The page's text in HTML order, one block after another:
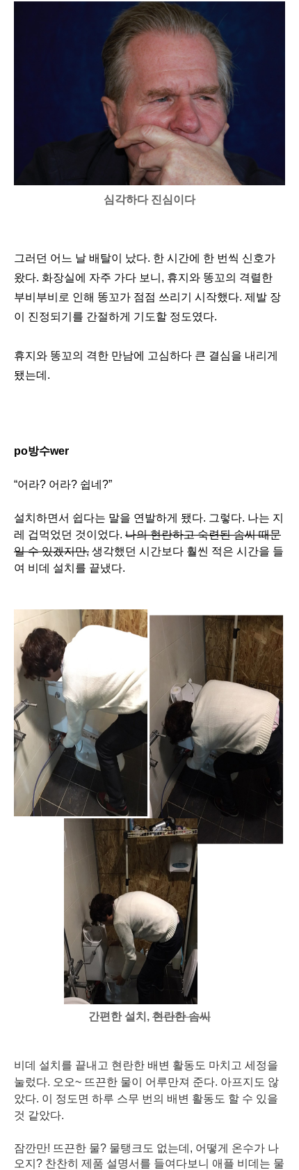
심각하다 진심이다
그러던 어느 날 배탈이 났다. 한 시간에 한 번씩 신호가
왔다. 화장실에 자주 가다 보니, 휴지와 똥꼬의 격렬한
부비부비로 인해 똥꼬가 점점 쓰리기 시작했다. 제발 장
이 진정되기를 간절하게 기도할 정도였다.
휴지와 똥꼬의 격한 만남에 고심하다 큰 결심을 내리게
됐는데.
po방수wer
“어라? 어라? 쉽네 ?”
설치하면서 쉽다는 말을 연발하게 됐다. 그렇다. 나는 지
레 겁먹었던 것이었다. 나의 현란하고 숙련된 솜씨 때문
일 수 있겠지만, 생각했던 시간보다 훨씬 적은 시간을 들
여 비데 설치를 끝냈다.
간편한 설치, 현란한 솜씨
비데 설치를 끝내고 현란한 배변 활동도 마치고 세정을
눌렀다. 오오~ 뜨끈한 물이 어루만져 준다. 아프지도 않
았다. 이 정도면 하루 스무 번의 배변 활동도 할 수 있을
것 같았다.
잠깐만! 뜨끈한 물? 물탱크도 없는데, 어떻게 온수가 나
오지? 찬찬히 제품 설명서를 들여다보니 애플 비데는 물